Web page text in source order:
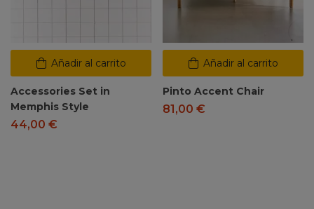
Añadir al carrito
Accessories Set in
Memphis Style
44,00 €
Añadir al carrito
Pinto Accent Chair
81,00 €